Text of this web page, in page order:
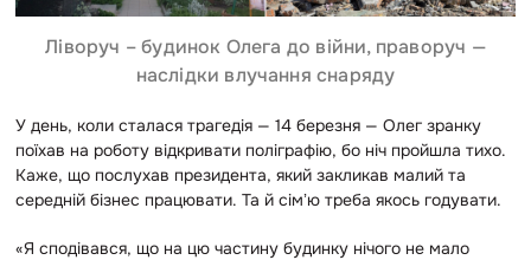
Ліворуч – будинок Олега до війни, праворуч —
наслідки влучання снаряду
У день, коли сталася трагедія — 14 березня — Олег зранку
поїхав на роботу відкривати поліграфію, бо ніч пройшла тихо.
Каже, що послухав президента, який закликав малий та
середній бізнес працювати. Та й сімʼю треба якось годувати.
«Я сподівався, що на цю частину будинку нічого не мало